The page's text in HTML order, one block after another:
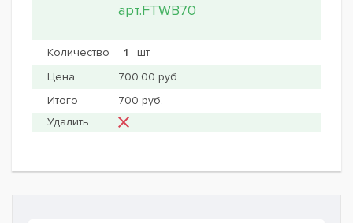
арт.FTWB70
шт.
700.00 руб.
700 руб.